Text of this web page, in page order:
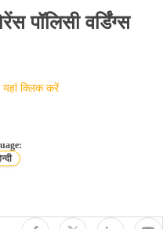
देश? बजट के
क्या करें
पॉलिसी वर्डिंग्स
यहां क्लिक करें